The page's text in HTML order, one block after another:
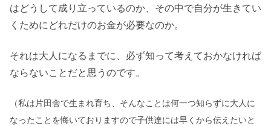
はどうして成り立っているのか、その中で自分が生きてい
くためにどれだけのお金が必要なのか。
それは大人になるまでに、必ず知って考えておかなければ
ならないことだと思うのです。
（私は片田舎で生まれ育ち、そんなことは何一つ知らずに大人に
なったことを悔いておりますので子供達には早くから伝えたいと